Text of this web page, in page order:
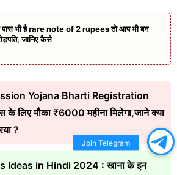
भी है rare note of 2 rupees तो आप भी बन
जानिए कैसे
Yojana Bharti Registration
के लिए मौका ₹6000 महीना मिलेगा,जाने क्या
?
Ideas in Hindi 2024 : खाना के इन
Join Telegram